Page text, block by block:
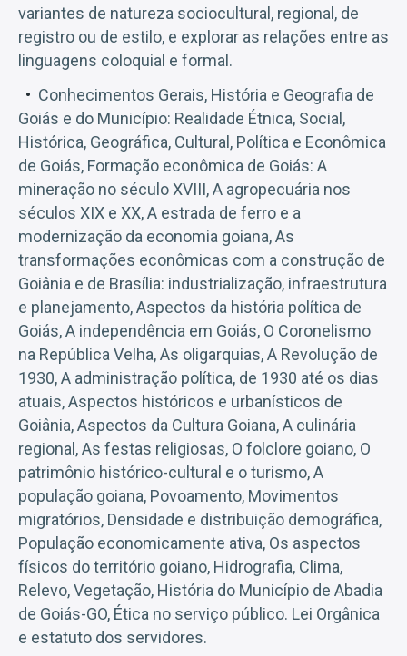
variantes de natureza sociocultural, regional, de
registro ou de estilo, e explorar as relações entre as
linguagens coloquial e formal.
Conhecimentos Gerais, História e Geografia de
Goiás e do Município: Realidade Étnica, Social,
Histórica, Geográfica, Cultural, Política e Econômica
de Goiás, Formação econômica de Goiás: A
mineração no século XVIII, A agropecuária nos
séculos XIX e XX, A estrada de ferro e a
modernização da economia goiana, As
transformações econômicas com a construção de
Goiânia e de Brasília: industrialização, infraestrutura
e planejamento, Aspectos da história política de
Goiás, A independência em Goiás, O Coronelismo
na República Velha, As oligarquias, A Revolução de
1930, A administração política, de 1930 até os dias
atuais, Aspectos históricos e urbanísticos de
Goiânia, Aspectos da Cultura Goiana, A culinária
regional, As festas religiosas, O folclore goiano, O
patrimônio histórico-cultural e o turismo, A
população goiana, Povoamento, Movimentos
migratórios, Densidade e distribuição demográfica,
População economicamente ativa, Os aspectos
físicos do território goiano, Hidrografia, Clima,
Relevo, Vegetação, História do Município de Abadia
de Goiás-GO, Ética no serviço público. Lei Orgânica
e estatuto dos servidores.